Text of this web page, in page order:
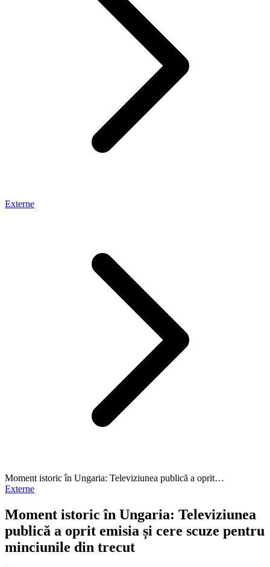
Externe
Moment istoric în Ungaria: Televiziunea publică a oprit…
Externe
Moment istoric în Ungaria: Televiziunea
publică a oprit emisia și cere scuze pentru
minciunile din trecut